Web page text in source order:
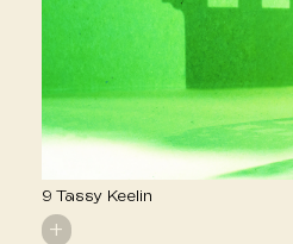
9 Tassy Keelin
+